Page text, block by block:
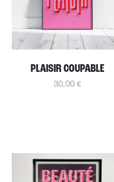
PLAISIR COUPABLE
30,00 €